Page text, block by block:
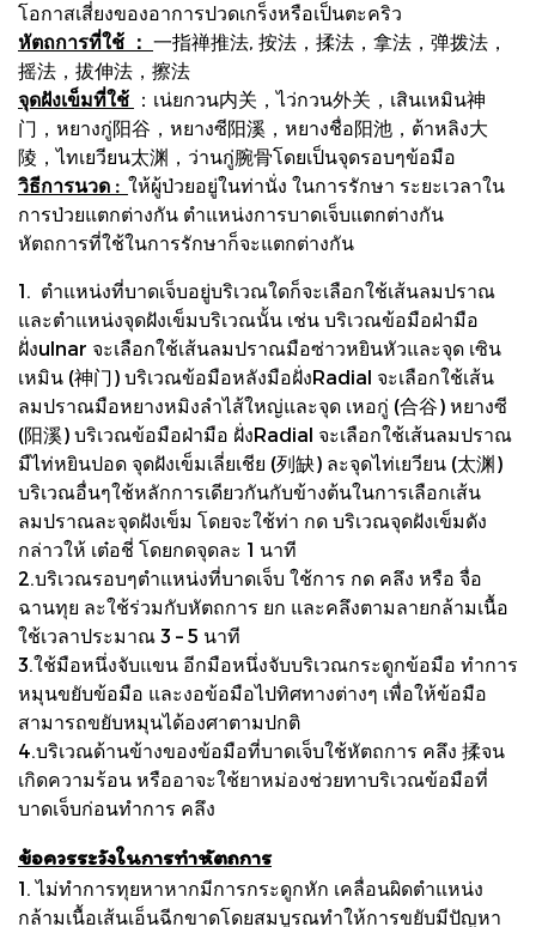
โอกาสเสี่ยงของอาการปวดเกร็งหรือเป็นตะคริว
หัตถการที่ใช้ ： 一指禅推法, 按法，揉法，拿法，弹拨法，
摇法，拔伸法，擦法
จุดฝังเข็มที่ใช้ ：เน่ยกวน内关，ไว่กวน外关，เสินเหมิน神
门，หยางกู่阳谷，หยางซี阳溪，หยางชื่อ阳池，ต้าหลิง大
陵，ไทเยวียน太渊，ว่านกู่腕骨โดยเป็นจุดรอบๆข้อมือ
วิธีการนวด : ให้ผู้ป่วยอยู่ในท่านั่ง ในการรักษา ระยะเวลาใน
การป่วยแตกต่างกัน ตำแหน่งการบาดเจ็บแตกต่างกัน
หัตถการที่ใช้ในการรักษาก็จะแตกต่างกัน
1. ตำแหน่งที่บาดเจ็บอยู่บริเวณใดก็จะเลือกใช้เส้นลมปราณ
และตำแหน่งจุดฝังเข็มบริเวณนั้น เช่น บริเวณข้อมือฝ่ามือ
ฝั่งulnar จะเลือกใช้เส้นลมปราณมือซ่าวหยินหัวและจุด เซิน
เหมิน (神门) บริเวณข้อมือหลังมือฝั่งRadial จะเลือกใช้เส้น
ลมปราณมือหยางหมิงลำไส้ใหญ่และจุด เหอกู่ (合谷) หยางซี
(阳溪) บริเวณข้อมือฝ่ามือ ฝั่งRadial จะเลือกใช้เส้นลมปราณ
มืไท่หยินปอด จุดฝังเข็มเลี่ยเชีย (列缺) ละจุดไท่เยวียน (太渊)
บริเวณอื่นๆใช้หลักการเดียวกันกับข้างต้นในการเลือกเส้น
ลมปราณละจุดฝังเข็ม โดยจะใช้ท่า กด บริเวณจุดฝังเข็มดัง
กล่าวให้ เต๋อชี่ โดยกดจุดละ 1 นาที
2.บริเวณรอบๆตำแหน่งที่บาดเจ็บ ใช้การ กด คลึง หรือ จื่อ
ฉานทุย ละใช้ร่วมกับหัตถการ ยก และคลึงตามลายกล้ามเนื้อ
ใช้เวลาประมาณ 3 – 5 นาที
3.ใช้มือหนึ่งจับแขน อีกมือหนึ่งจับบริเวณกระดูกข้อมือ ทำการ
หมุนขยับข้อมือ และงอข้อมือไปทิศทางต่างๆ เพื่อให้ข้อมือ
สามารถขยับหมุนได้องศาตามปกติ
4.บริเวณด้านข้างของข้อมือที่บาดเจ็บใช้หัตถการ คลึง 揉จน
เกิดความร้อน หรืออาจะใช้ยาหม่องช่วยทาบริเวณข้อมือที่
บาดเจ็บก่อนทำการ คลึง
ข้อควรระวังในการทำหัตถการ
1. ไม่ทำการทุยหาหากมีการกระดูกหัก เคลื่อนผิดตำแหน่ง
กล้ามเนื้อเส้นเอ็นฉีกขาดโดยสมบูรณทำให้การขยับมีปัญหา